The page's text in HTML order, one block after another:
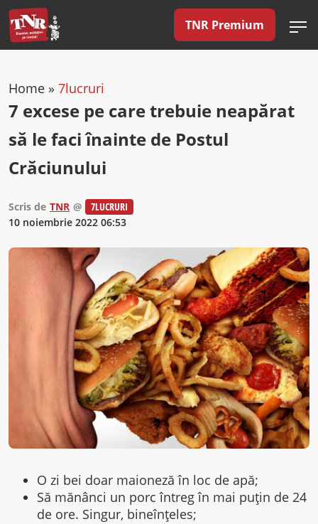
TNR Premium
Home » 7lucruri
7 excese pe care trebuie neapărat
să le faci înainte de Postul
Crăciunului
Scris de TNR @
7LUCRURI
10 noiembrie 2022 06:53
O zi bei doar maioneză în loc de apă;
Să mănânci un porc întreg în mai puțin de 24
de ore. Singur, bineînțeles;